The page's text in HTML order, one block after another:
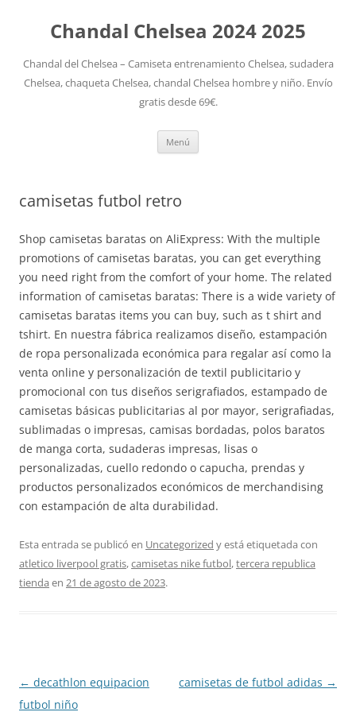
Chandal Chelsea 2024 2025
Chandal del Chelsea – Camiseta entrenamiento Chelsea, sudadera
Chelsea, chaqueta Chelsea, chandal Chelsea hombre y niño. Envío
gratis desde 69€.
Menú
camisetas futbol retro
Shop camisetas baratas on AliExpress: With the multiple
promotions of camisetas baratas, you can get everything
you need right from the comfort of your home. The related
information of camisetas baratas: There is a wide variety of
camisetas baratas items you can buy, such as t shirt and
tshirt. En nuestra fábrica realizamos diseño, estampación
de ropa personalizada económica para regalar así como la
venta online y personalización de textil publicitario y
promocional con tus diseños serigrafiados, estampado de
camisetas básicas publicitarias al por mayor, serigrafiadas,
sublimadas o impresas, camisas bordadas, polos baratos
de manga corta, sudaderas impresas, lisas o
personalizadas, cuello redondo o capucha, prendas y
productos personalizados económicos de merchandising
con estampación de alta durabilidad.
Esta entrada se publicó en Uncategorized y está etiquetada con
atletico liverpool gratis,camisetas nike futbol,tercera republica
tienda en 21 de agosto de 2023.
Navegación
de
← decathlon equipacion
futbol niño
camisetas de futbol adidas →